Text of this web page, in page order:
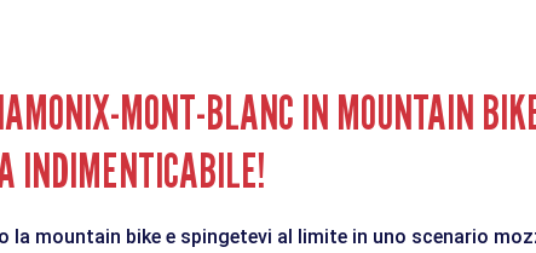
MONT-BLANC IN MOUNTAIN
INDIMENTICABILE!
la mountain bike e spingetevi al limite in uno scenario